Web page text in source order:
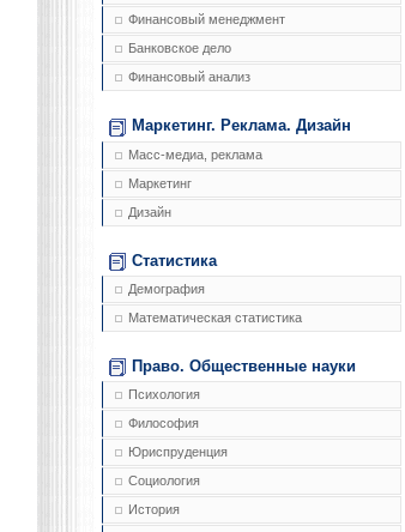
Финансовый менеджмент
Банковское дело
Финансовый анализ
Маркетинг. Реклама. Дизайн
Масс-медиа, реклама
Маркетинг
Дизайн
Статистика
Демография
Математическая статистика
Право. Общественные науки
Психология
Философия
Юриспруденция
Социология
История